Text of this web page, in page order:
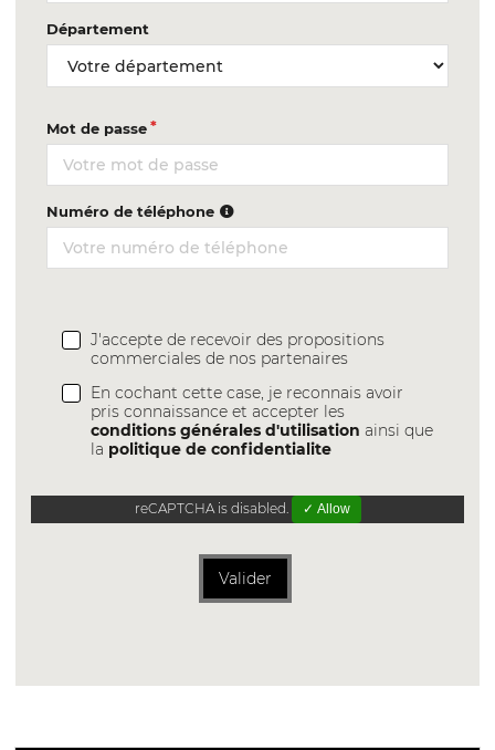
Département
Mot de passe
Numéro de téléphone
J'accepte de recevoir des propositions
commerciales de nos partenaires
En cochant cette case, je reconnais avoir
pris connaissance et accepter les
conditions générales d'utilisation ainsi que
la politique de confidentialite
reCAPTCHA is disabled. ✓ Allow
Valider